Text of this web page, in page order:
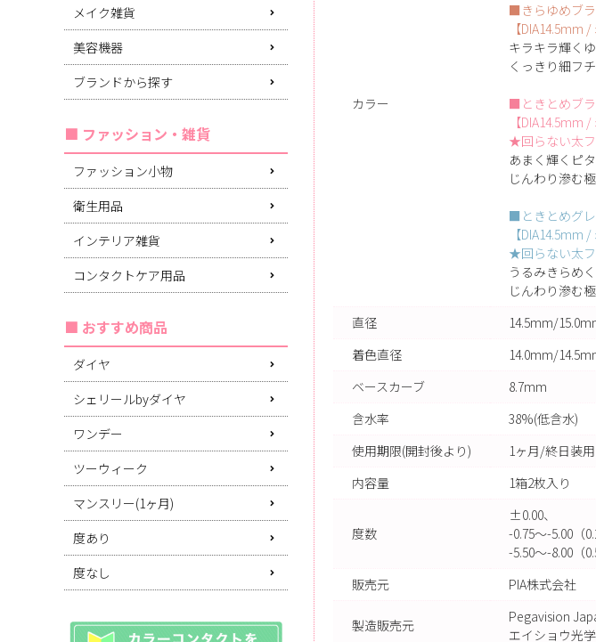
メイク雑貨
美容機器
ブランドから探す
ファッション・雑貨
ファッション小物
衛生用品
インテリア雑貨
コンタクトケア用品
おすすめ商品
ダイヤ
シェリールbyダイヤ
ワンデー
ツーウィーク
マンスリー(1ヶ月)
度あり
度なし
カラー
■きらゆめブラ
【DIA14.5mm
キラキラ輝く
くっきり細フ
■ときとめブラ
【DIA14.5mm
★回らない太
あまく輝くピ
じんわり滲む
■ときとめグレ
【DIA14.5mm
★回らない太
うるみきらめ
じんわり滲む
直径
14.5mm/
着色直径
14.0mm/
ベースカーブ
8.7mm
含水率
38%(低含水)
使用期限(開封後より)
1ヶ月/終日装用
内容量
1箱2枚入り
度数
±0.00、
-0.75～-5.00（
-5.50～-8.00（
販売元
PIA株式会社
製造販売元
Pegavision
エイショウ光